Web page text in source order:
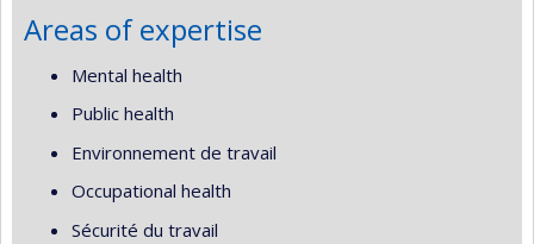
Areas of expertise
Mental health
Public health
Environnement de travail
Occupational health
Sécurité du travail